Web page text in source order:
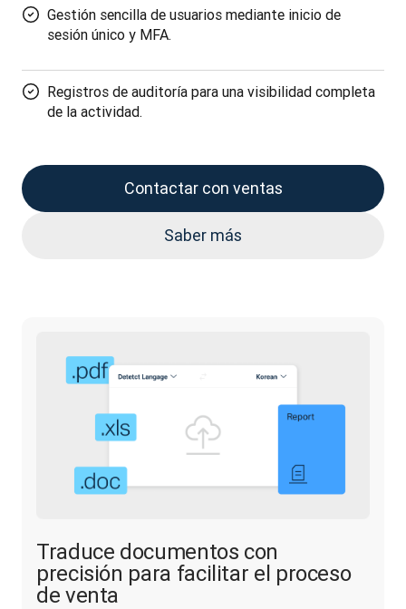
Gestión sencilla de usuarios mediante inicio de
sesión único y MFA.
Registros de auditoría para una visibilidad completa
de la actividad.
Contactar con ventas
Saber más
Traduce documentos con
precisión para facilitar el proceso
de venta